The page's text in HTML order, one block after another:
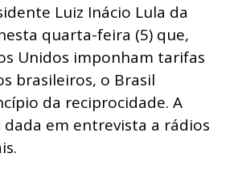
Luiz Inácio Lula da
quarta-feira (5) que,
Unidos imponham tarifas
brasileiros, o Brasil
da reciprocidade. A
em entrevista a rádios